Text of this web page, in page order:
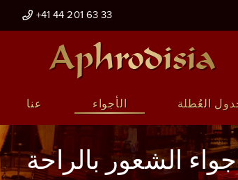
+41 44 201 63 33
العُطلة الأجواء عنا
الشعور بالراحة